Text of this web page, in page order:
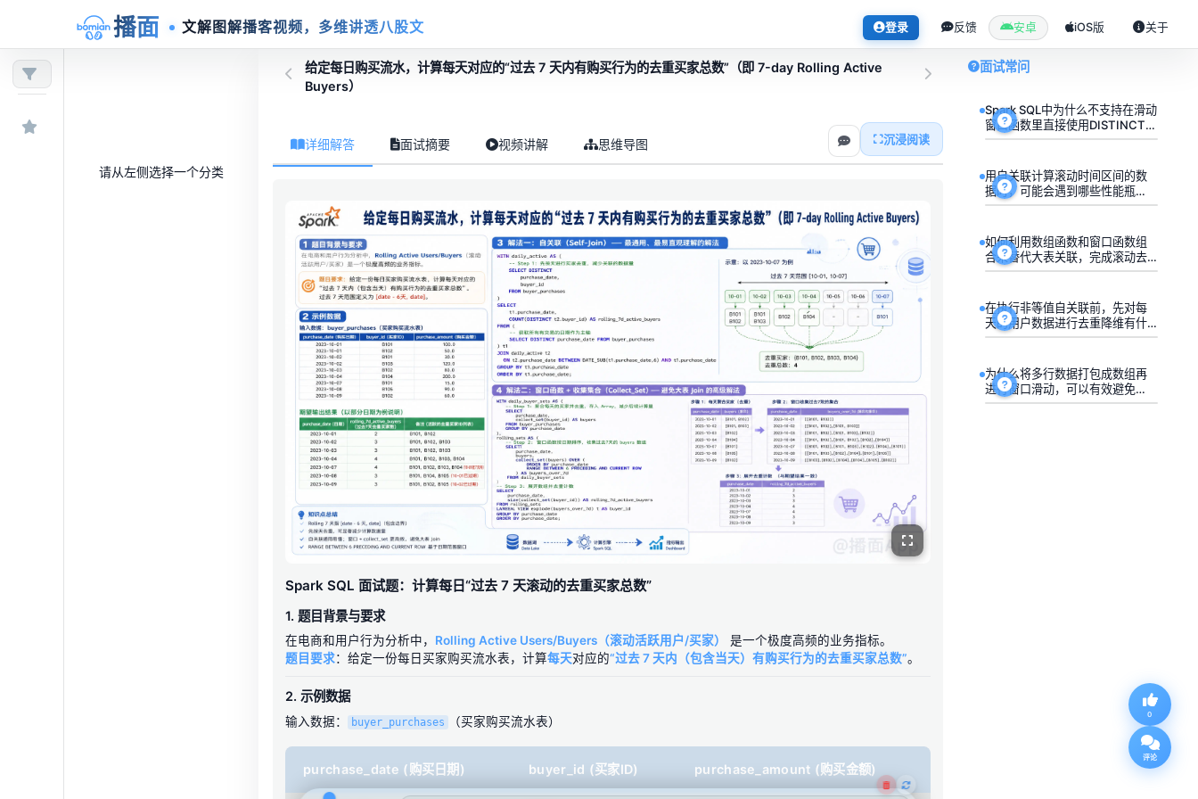
播面 文解图解播客视频，多维讲透八股文 登录 反馈 安卓 iOS版 关于
0
评论
请从左侧选择一个分类
给定每日购买流水，计算每天对应的“过去 7 天内有购买行为的去重买家总数”（即 7-day Rolling Active
Buyers）
详细解答 面试摘要 视频讲解 思维导图 沉浸阅读
Spark SQL 面试题：计算每日“过去 7 天滚动的去重买家总数”
1. 题目背景与要求
在电商和用户行为分析中， Rolling Active Users/Buyers（滚动活跃用户/买家）
是一个极度高频的业务指标。
题目要求：给定一份每日买家购买流水表，计算每天对应的“过去 7 天内（包含当天）有购买行为的去重买家总数”。
2. 示例数据
输入数据： buyer_purchases （买家购买流水表）
purchase_date (购买日期) buyer_id (买家ID) purchase_amount (购买金额)
面试常问
Spark SQL中为什么不支持在滑动
窗口函数里直接使用DISTINCT去
重？
用自关联计算滚动时间区间的数
据时，可能会遇到哪些性能瓶
颈？
如何利用数组函数和窗口函数组
合来替代大表关联，完成滚动去
重统计？
在执行非等值自关联前，先对每
天的用户数据进行去重降维有什
么作用？
为什么将多行数据打包成数组再
进行窗口滑动，可以有效避免
Shuffle？